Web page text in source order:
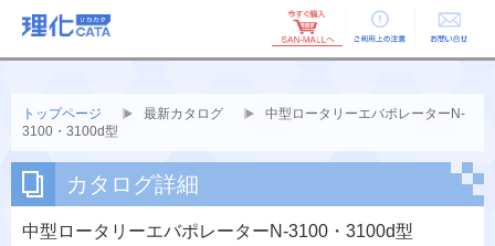
ご利用上の お問い合せ
トップページ 最新カタログ
中型ロータリーエバポレーターN-
3100・3100d型
カタログ詳細
中型ロータリーエバポレーターN-3100・3100d型